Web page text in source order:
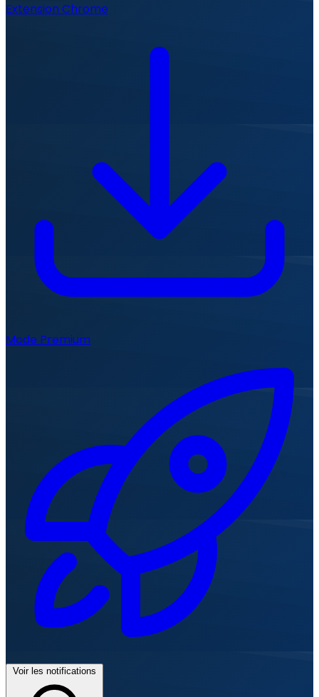
Extension Chrome
Mode Premium
Voir les notifications